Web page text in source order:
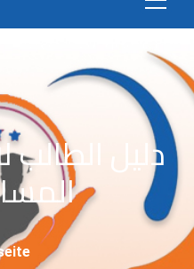
دلیل الطالب